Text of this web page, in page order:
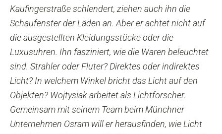
Kaufingerstraße schlendert, ziehen auch ihn die
Schaufenster der Läden an. Aber er achtet nicht auf
die ausgestellten Kleidungsstücke oder die
Luxusuhren. Ihn fasziniert, wie die Waren beleuchtet
sind. Strahler oder Fluter? Direktes oder indirektes
Licht? In welchem Winkel bricht das Licht auf den
Objekten? Wojtysiak arbeitet als Lichtforscher.
Gemeinsam mit seinem Team beim Münchner
Unternehmen Osram will er herausfinden, wie Licht